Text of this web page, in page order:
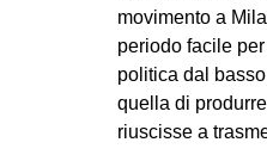
movimento a
periodo facile
politica dal
quella di
riuscisse a